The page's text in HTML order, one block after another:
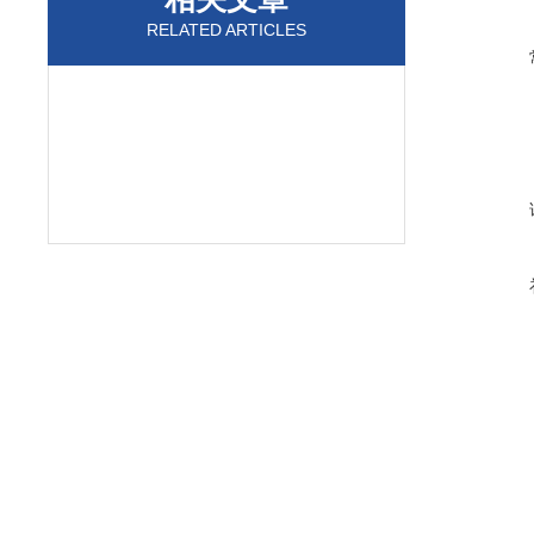
RELATED ARTICLES